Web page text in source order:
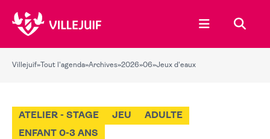
Ouvrir le
Villejuif» Tout l'agenda»Archives»2026»06»Jeux d'eaux
ATELIER - STAGE JEU
ADULTE
ENFANT 0-3 ANS